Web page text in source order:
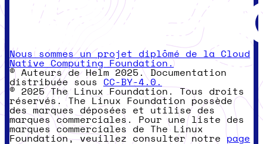
Nous sommes un projet diplômé de la Cloud
Native Computing Foundation.
© Auteurs de Helm 2025. Documentation
distribuée sous CC-BY-4.0.
© 2025 The Linux Foundation. Tous droits
réservés. The Linux Foundation possède
des marques déposées et utilise des
marques commerciales. Pour une liste des
marques commerciales de The Linux
Foundation, veuillez consulter notrepage